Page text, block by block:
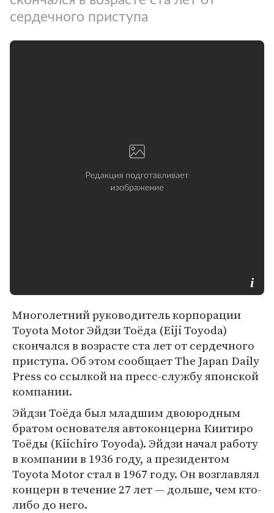
сердечного приступа
Многолетний руководитель корпорации
Toyota Motor Эйдзи Тоёда (Eiji Toyoda)
скончался в возрасте ста лет от сердечного
приступа. Об этом сообщает The Japan Daily
Press со ссылкой на пресс-службу японской
компании.
Эйдзи Тоёда был младшим двоюродным
братом основателя автоконцерна Киитиро
Тоёды (Kiichiro Toyoda). Эйдзи начал работу
в компании в 1936 году, а президентом
Toyota Motor стал в 1967 году. Он возглавлял
концерн в течение 27 лет — дольше, чем кто-
либо до него.